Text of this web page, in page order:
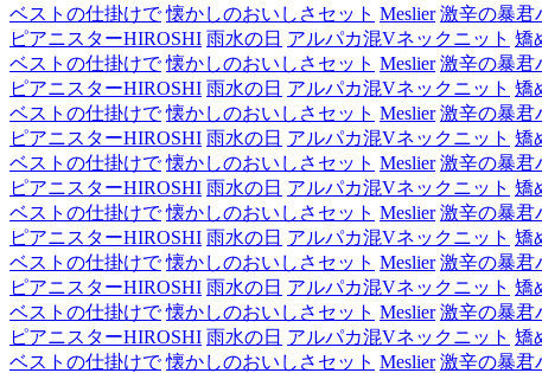
ベストの仕掛けで 懐かしのおいしさセット Meslier 激辛の暴君
ピアニスターHIROSHI 雨水の日 アルパカ混Vネックニット 矯
ベストの仕掛けで 懐かしのおいしさセット Meslier 激辛の暴君
ピアニスターHIROSHI 雨水の日 アルパカ混Vネックニット 矯
ベストの仕掛けで 懐かしのおいしさセット Meslier 激辛の暴君
ピアニスターHIROSHI 雨水の日 アルパカ混Vネックニット 矯
ベストの仕掛けで 懐かしのおいしさセット Meslier 激辛の暴君
ピアニスターHIROSHI 雨水の日 アルパカ混Vネックニット 矯
ベストの仕掛けで 懐かしのおいしさセット Meslier 激辛の暴君
ピアニスターHIROSHI 雨水の日 アルパカ混Vネックニット 矯
ベストの仕掛けで 懐かしのおいしさセット Meslier 激辛の暴君
ピアニスターHIROSHI 雨水の日 アルパカ混Vネックニット 矯
ベストの仕掛けで 懐かしのおいしさセット Meslier 激辛の暴君
ピアニスターHIROSHI 雨水の日 アルパカ混Vネックニット 矯
ベストの仕掛けで 懐かしのおいしさセット Meslier 激辛の暴君